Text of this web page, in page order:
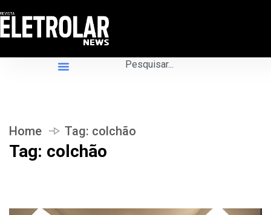
Home Tag: colchão
Tag: colchão